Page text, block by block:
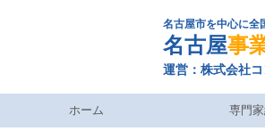
名古屋市を中心に全
名古屋事
運営：株式会社
ホーム 専門